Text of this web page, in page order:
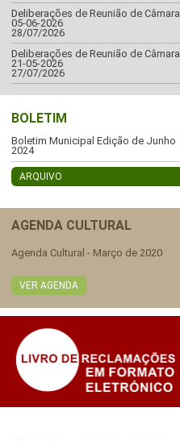
Deliberações de Reunião de Câmara
05-06-2026
28/07/2026
Deliberações de Reunião de Câmara
21-05-2026
27/07/2026
BOLETIM
Boletim Municipal Edição de Junho
2024
ARQUIVO
AGENDA CULTURAL
Agenda Cultural - Março de 2020
VER AGENDA